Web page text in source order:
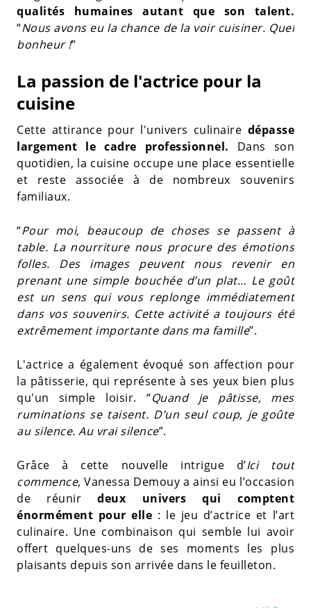
qualités humaines autant que son talent.
“Nous avons eu la chance de la voir cuisiner. Quel
bonheur !”
La passion de l'actrice pour la
cuisine
Cette attirance pour l'univers culinaire dépasse
largement le cadre professionnel. Dans son
quotidien, la cuisine occupe une place essentielle
et reste associée à de nombreux souvenirs
familiaux.
“Pour moi, beaucoup de choses se passent à
table. La nourriture nous procure des émotions
folles. Des images peuvent nous revenir en
prenant une simple bouchée d’un plat… Le goût
est un sens qui vous replonge immédiatement
dans vos souvenirs. Cette activité a toujours été
extrêmement importante dans ma famille”.
L'actrice a également évoqué son affection pour
la pâtisserie, qui représente à ses yeux bien plus
qu'un simple loisir. “Quand je pâtisse, mes
ruminations se taisent. D’un seul coup, je goûte
au silence. Au vrai silence”.
Grâce à cette nouvelle intrigue d’Ici tout
commence, Vanessa Demouy a ainsi eu l’occasion
de réunirdeux univers qui comptent
énormément pour elle : le jeu d’actrice et l’art
culinaire. Une combinaison qui semble lui avoir
offert quelques-uns de ses moments les plus
plaisants depuis son arrivée dans le feuilleton.